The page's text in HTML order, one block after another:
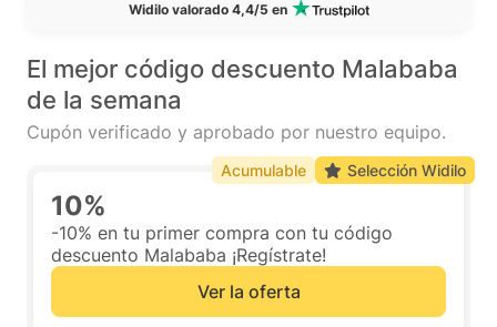
Widilo valorado 4,4/5 en
El mejor código descuento Malababa
de la semana
Cupón verificado y aprobado por nuestro equipo.
10%
-10% en tu primer compra con tu código
descuento Malababa ¡Regístrate!
Ver la oferta
Acumulable Selección Widilo